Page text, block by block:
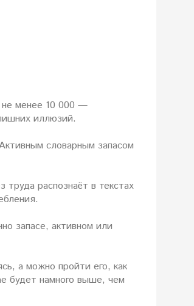
не менее 10 000 —
иллюзий.
словарным запасом
распознаёт в текстах
запасе, активном или
а можно пройти его, как
будет намного выше, чем